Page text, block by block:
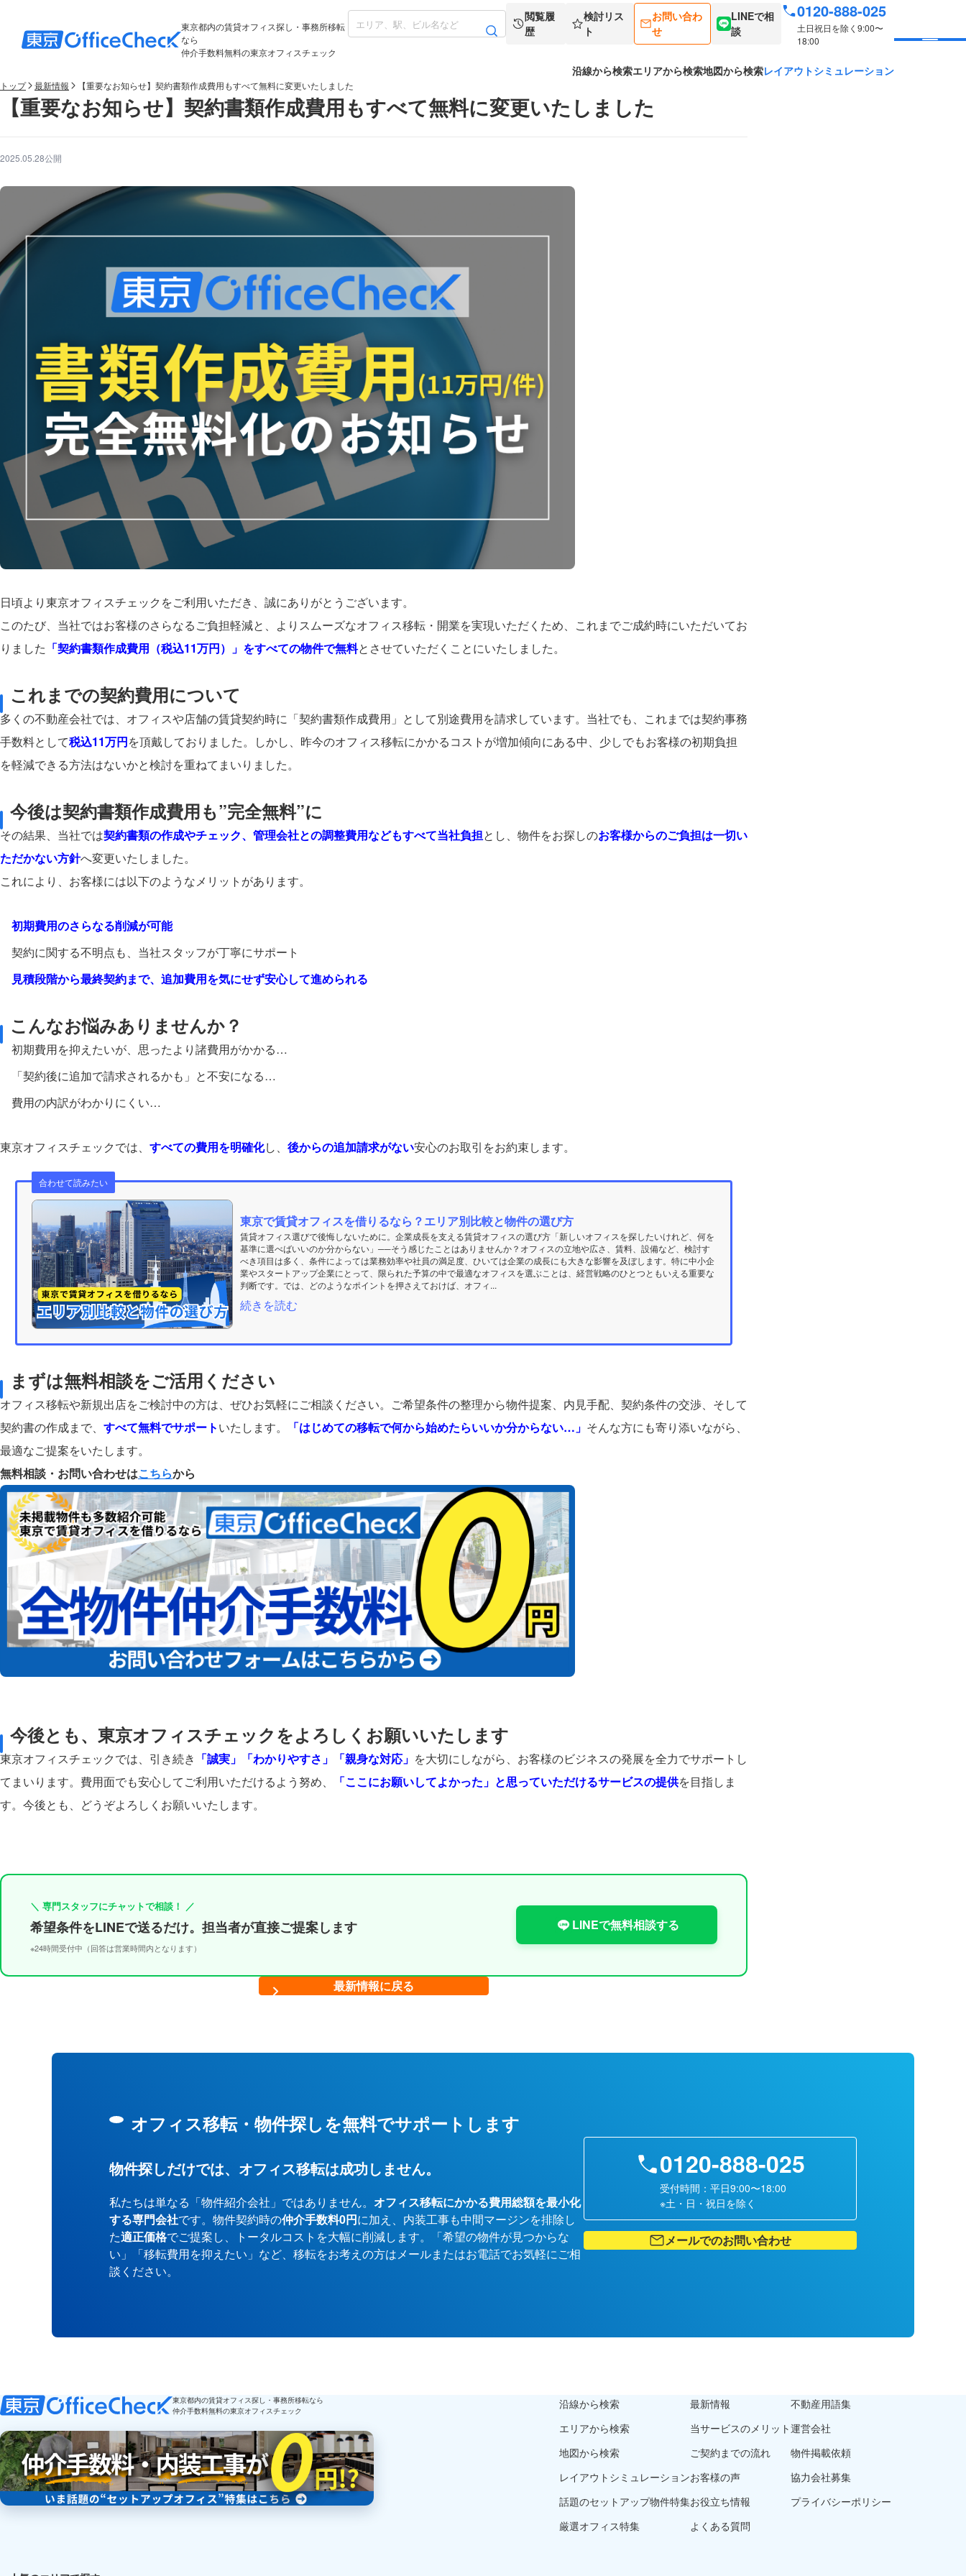
東京都内の賃貸オフィス探し・事務所移転
なら
仲介手数料無料の東京オフィスチェック
閲覧履
歴
検討リス
ト
お問い合わ
せ
LINEで相
談
0120-888-025
土日祝日を除く9:00〜
18:00
沿線から検索エリアから検索地図から検索レイアウトシミュレーション
トップ 最新情報 【重要なお知らせ】契約書類作成費用もすべて無料に変更いたしました
【重要なお知らせ】契約書類作成費用もすべて無料に変更いたしました
2025.05.28公開
日頃より東京オフィスチェックをご利用いただき、誠にありがとうございます。
このたび、当社ではお客様のさらなるご負担軽減と、よりスムーズなオフィス移転・開業を実現いただくため、これまでご成約時にいただいてお
りました 「契約書類作成費用（税込11万円）」をすべての物件で無料とさせていただくことにいたしました。
これまでの契約費用について
多くの不動産会社では、オフィスや店舗の賃貸契約時に「契約書類作成費用」として別途費用を請求しています。当社でも、これまでは契約事務
手数料として税込11万円を頂戴しておりました。しかし、昨今のオフィス移転にかかるコストが増加傾向にある中、少しでもお客様の初期負担
を軽減できる方法はないかと検討を重ねてまいりました。
今後は契約書類作成費用も”完全無料”に
その結果、当社では契約書類の作成やチェック、管理会社との調整費用などもすべて当社負担とし、物件をお探しのお客様からのご負担は一切い
ただかない方針へ変更いたしました。
これにより、お客様には以下のようなメリットがあります。
初期費用のさらなる削減が可能
契約に関する不明点も、当社スタッフが丁寧にサポート
見積段階から最終契約まで、追加費用を気にせず安心して進められる
こんなお悩みありませんか？
初期費用を抑えたいが、思ったより諸費用がかかる…
「契約後に追加で請求されるかも」と不安になる…
費用の内訳がわかりにくい…
東京オフィスチェックでは、 すべての費用を明確化し、 後からの追加請求がない安心のお取引をお約束します。
合わせて読みたい
東京で賃貸オフィスを借りるなら？エリア別比較と物件の選び方
賃貸オフィス選びで後悔しないために。企業成長を支える賃貸オフィスの選び方「新しいオフィスを探したいけれど、何を
基準に選べばいいのか分からない」──そう感じたことはありませんか？オフィスの立地や広さ、賃料、設備など、検討す
べき項目は多く、条件によっては業務効率や社員の満足度、ひいては企業の成長にも大きな影響を及ぼします。特に中小企
業やスタートアップ企業にとって、限られた予算の中で最適なオフィスを選ぶことは、経営戦略のひとつともいえる重要な
判断です。では、どのようなポイントを押さえておけば、オフィ...
続きを読む
まずは無料相談をご活用ください
オフィス移転や新規出店をご検討中の方は、ぜひお気軽にご相談ください。ご希望条件の整理から物件提案、内見手配、契約条件の交渉、そして
契約書の作成まで、 すべて無料でサポートいたします。 「はじめての移転で何から始めたらいいか分からない…」 そんな方にも寄り添いながら、
最適なご提案をいたします。
無料相談・お問い合わせはこちらから
今後とも、東京オフィスチェックをよろしくお願いいたします
東京オフィスチェックでは、引き続き 「誠実」「わかりやすさ」「親身な対応」 を大切にしながら、お客様のビジネスの発展を全力でサポートし
てまいります。費用面でも安心してご利用いただけるよう努め、
「ここにお願いしてよかった」と思っていただけるサービスの提供を目指しま
す。今後とも、どうぞよろしくお願いいたします。
＼ 専門スタッフにチャットで相談！ ／
希望条件をLINEで送るだけ。担当者が直接ご提案します
※24時間受付中（回答は営業時間内となります）
LINEで無料相談する
最新情報に戻る
オフィス移転・物件探しを無料でサポートします
物件探しだけでは、オフィス移転は成功しません。
私たちは単なる「物件紹介会社」ではありません。 オフィス移転にかかる費用総額を最小化
する専門会社です。物件契約時の仲介手数料0円に加え、内装工事も中間マージンを排除し
た適正価格でご提案し、トータルコストを大幅に削減します。「希望の物件が見つからな
い」「移転費用を抑えたい」など、移転をお考えの方はメールまたはお電話でお気軽にご相
談ください。
0120-888-025
受付時間：平日9:00〜18:00
※土・日・祝日を除く
メールでのお問い合わせ
東京都内の賃貸オフィス探し・事務所移転なら
仲介手数料無料の東京オフィスチェック
沿線から検索
エリアから検索
地図から検索
レイアウトシミュレーション
話題のセットアップ物件特集
厳選オフィス特集
最新情報
当サービスのメリット
ご契約までの流れ
お客様の声
お役立ち情報
よくある質問
不動産用語集
運営会社
物件掲載依頼
協力会社募集
プライバシーポリシー